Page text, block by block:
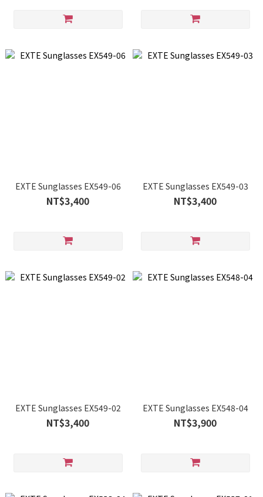
EXTE Sunglasses EX549-06
NT$3,400
EXTE Sunglasses EX549-03
NT$3,400
EXTE Sunglasses EX549-02
NT$3,400
EXTE Sunglasses EX548-04
NT$3,900